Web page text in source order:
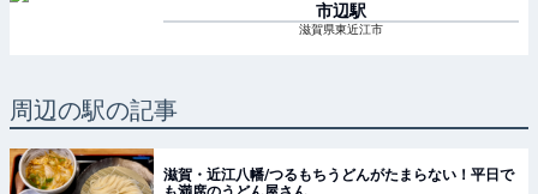
市辺駅
滋賀県東近江市
周辺の駅の記事
滋賀・近江八幡/つるもちうどんがたまらない！平日で